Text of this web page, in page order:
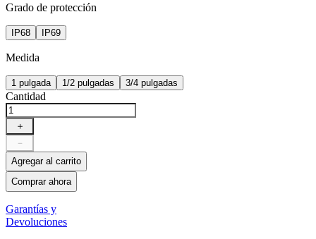
Grado de protección
IP68 IP69
Medida
1 pulgada 1/2 pulgadas 3/4 pulgadas
Cantidad
＋
－
Agregar al carrito
Comprar ahora
Garantías y
Devoluciones